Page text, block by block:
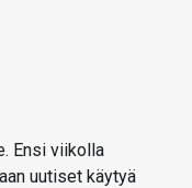
Ensi viikolla
uutiset käytyä